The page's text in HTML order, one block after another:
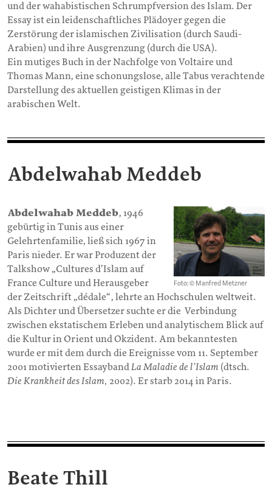
und der wahabistischen Schrumpfversion des Islam. Der
Essay ist ein leidenschaftliches Plädoyer gegen die
Zerstörung der islamischen Zivilisation (durch Saudi-
Arabien) und ihre Ausgrenzung (durch die USA).
Ein mutiges Buch in der Nachfolge von Voltaire und
Thomas Mann, eine schonungslose, alle Tabus verachtende
Darstellung des aktuellen geistigen Klimas in der
arabischen Welt.
Abdelwahab Meddeb
Foto: © Manfred Metzner
Abdelwahab Meddeb, 1946
gebürtig in Tunis aus einer
Gelehrtenfamilie, ließ sich 1967 in
Paris nieder. Er war Produzent der
Talkshow „Cultures d’Islam auf
France Culture und Herausgeber
der Zeitschrift „dédale“, lehrte an Hochschulen weltweit.
Als Dichter und Übersetzer suchte er die Verbindung
zwischen ekstatischem Erleben und analytischem Blick auf
die Kultur in Orient und Okzident. Am bekanntesten
wurde er mit dem durch die Ereignisse vom 11. September
2001 motivierten Essayband La Maladie de l’Islam (dtsch.
Die Krankheit des Islam, 2002). Er starb 2014 in Paris.
Beate Thill